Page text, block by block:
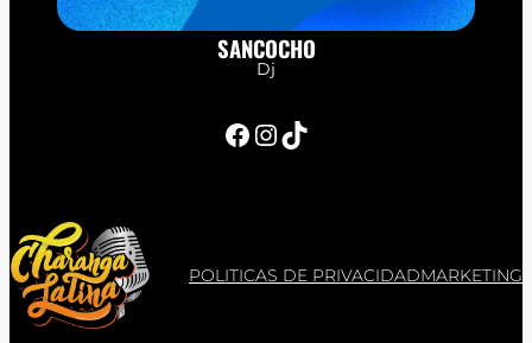
SANCOCHO
Dj
Facebook InstagramTikTok
POLITICAS DE PRIVACIDADMARKETING